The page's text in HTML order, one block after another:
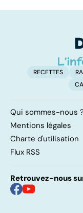
sur les
RECETTES
Qui sommes-nous
Mentions légales
Charte d'utilisation
Flux RSS
Retrouvez-nous